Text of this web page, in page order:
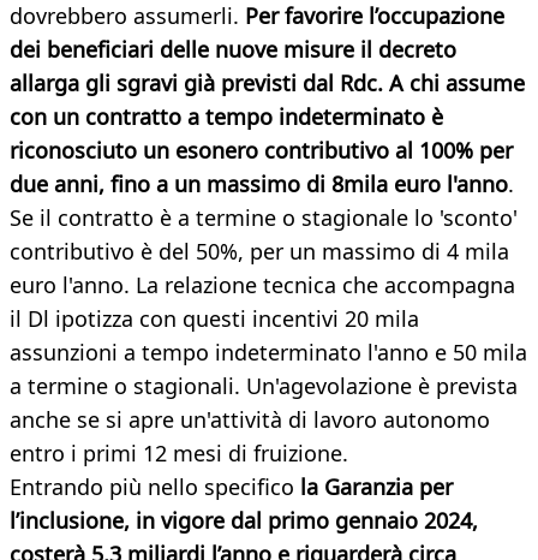
dovrebbero assumerli. Per favorire l’occupazione
dei beneficiari delle nuove misure il decreto
allarga gli sgravi già previsti dal Rdc. A chi assume
con un contratto a tempo indeterminato è
riconosciuto un esonero contributivo al 100% per
due anni, fino a un massimo di 8mila euro l'anno.
Se il contratto è a termine o stagionale lo 'sconto'
contributivo è del 50%, per un massimo di 4 mila
euro l'anno. La relazione tecnica che accompagna
il Dl ipotizza con questi incentivi 20 mila
assunzioni a tempo indeterminato l'anno e 50 mila
a termine o stagionali. Un'agevolazione è prevista
anche se si apre un'attività di lavoro autonomo
entro i primi 12 mesi di fruizione.
Entrando più nello specifico la Garanzia per
l’inclusione, in vigore dal primo gennaio 2024,
costerà 5,3 miliardi l’anno e riguarderà circa